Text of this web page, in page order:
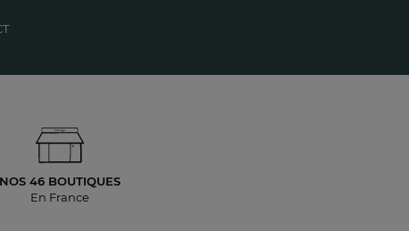
NOS 46 BOUTIQUES
En France